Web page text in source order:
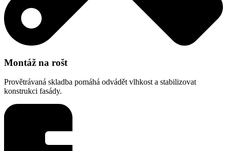
Montáž na rošt
Provětrávaná skladba pomáhá odvádět vlhkost a stabilizovat
konstrukci fasády.